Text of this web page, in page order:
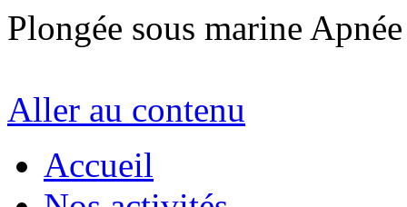
Plongée sous marine
Aller au contenu
Accueil